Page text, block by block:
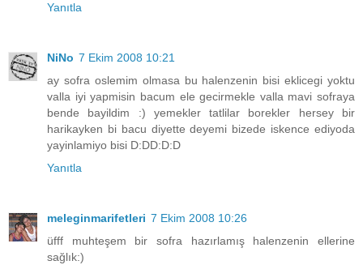
Yanıtla
NiNo 7 Ekim 2008 10:21
ay sofra oslemim olmasa bu halenzenin bisi eklicegi yoktu
valla iyi yapmisin bacum ele gecirmekle valla mavi sofraya
bende bayildim :) yemekler tatlilar borekler hersey bir
harikayken bi bacu diyette deyemi bizede iskence ediyoda
yayinlamiyo bisi D:DD:D:D
Yanıtla
meleginmarifetleri 7 Ekim 2008 10:26
üfff muhteşem bir sofra hazırlamış halenzenin ellerine
sağlık:)